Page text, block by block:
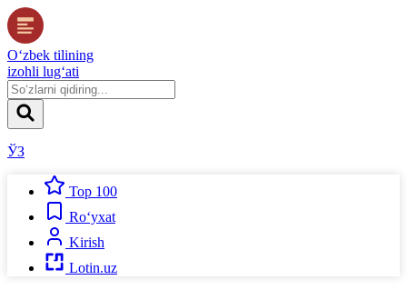
O‘zbek tilining
izohli lug‘ati
ЎЗ
Top 100
Ro‘yxat
Kirish
Lotin.uz